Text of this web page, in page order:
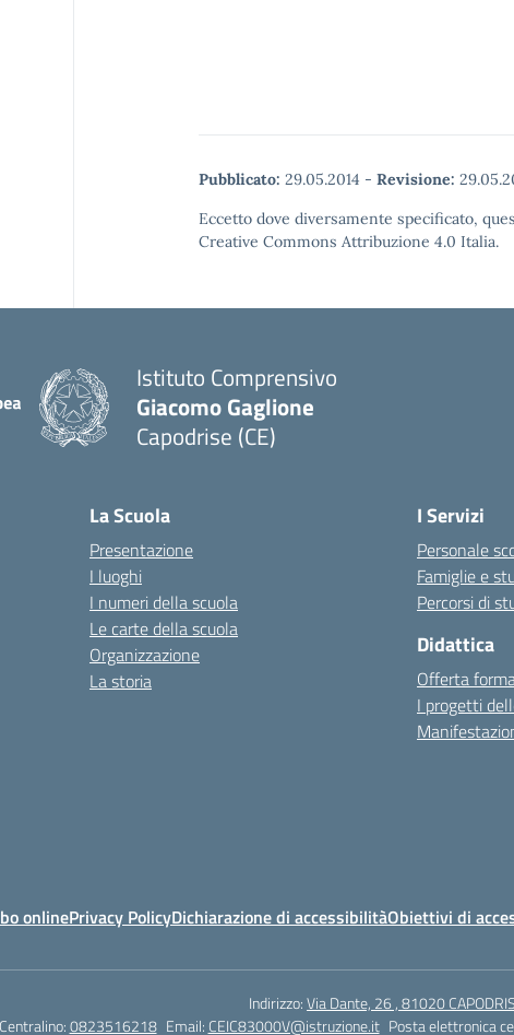
Pubblicato: 29.05.2014 - Revisione:
Eccetto dove diversamente specificato,
Creative Commons Attribuzione 4.0 Italia.
Istituto Comprensivo
Giacomo Gaglione
Capodrise (CE)
La Scuola
Presentazione
I luoghi
I numeri della scuola
Le carte della scuola
Organizzazione
La storia
I Servizi
Personale
Famiglie e
Percorsi di
Didattica
Offerta
I progetti
onlinePrivacy PolicyDichiarazione di accessibilitàObiettivi di
Indirizzo:Via Dante, 26 , 81020
Centralino:0823516218 Email: CEIC83000V@istruzione.it Posta elettronica